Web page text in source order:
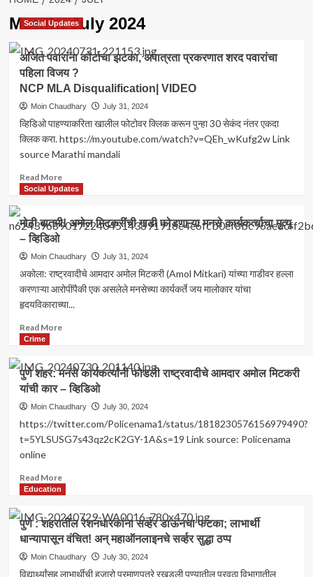
Month:July 2024
Social Updates
अजित पवारांना कोर्टाचा झटका, अपात्रता प्रकरणात शरद पवारांचा
पहिला विजय ?
NCP MLA Disqualification| VIDEO
Moin Chaudhary July 31, 2024
व्हिडिओ पाहण्याकरिता खालील फोटोवर क्लिक करून पुन्हा 30 सेकंद नंतर एकदा
क्लिक करा. https://m.youtube.com/watch?v=QEh_wKufg2w Link
source Marathi mandali
Read MoreRead
more
अजित
पवारांना
झटका,
अपात्रता
प्रकरणात
शरद
पवारांचा
<br>NCP
MLA
Disqualification|
Social Updates
मोठी बातमी! अमोल मिटकरींची गाडी फोडणाऱ्या मनसे कार्यकर्त्याचा मृत्यू
– व्हिडिओ
Moin Chaudhary July 31, 2024
अकोला: राष्ट्रवादीचे आमदार अमोल मिटकरी (Amol Mitkari) यांच्या गाडीवर हल्ला
करणाऱ्या आरोपींपैकी एक असलेले मनसेच्या कार्यकर्ते जय मालोकार यांचा
हृदयविकाराच्या...
Read MoreRead
मोठी
बातमी!
अमोल
मिटकरींची
गाडी
मनसे
–
व्हिडिओ
Crime
पुणे शहर: मनसे कार्यकर्त्यांनी फोडली राष्ट्रवादीचे आमदार अमोल मिटकरी
यांची कार – व्हिडिओ
Moin Chaudhary July 30, 2024
https://twitter.com/Policenama1/status/1818230576156979490?
t=5YLSUSG7s43qz2cK2GY-1A&s=19 Link source: Policenama
online
Read MoreRead
पुणे
शहर:
मनसे
कार्यकर्त्यांनी
फोडली
Education
पुणे : शहरातील रेशनधारकांना सर्व्हर डाऊनचा फटका; लाभार्थी
धान्यापासून वंचित! अन् महाऑनलाइनचे सर्व्हर सुद्धा ठप्प
Moin Chaudhary July 30, 2024
विद्यार्थ्यांसह लाभार्थीची हजारो प्रमाणपत्रे रखडली पुण्यातील पुरवठा विभागातील